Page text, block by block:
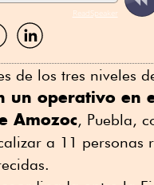
ReadSpeaker
Compartir
por
de los tres niveles
un operativo en
Amozoc, Puebla,
a 11 personas